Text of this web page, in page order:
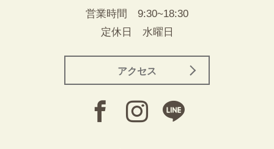
営業時間 9:30~18:30
定休日 水曜日
アクセス